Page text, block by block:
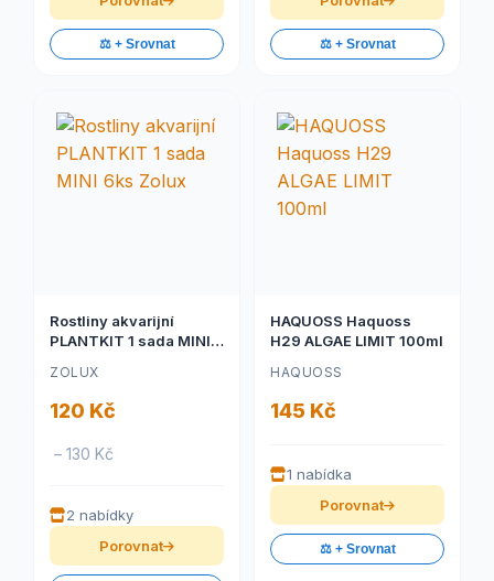
⚖️ + Srovnat ⚖️ + Srovnat
Rostliny akvarijní
PLANTKIT 1 sada MINI
ZOLUX
120 Kč
– 130 Kč
2 nabídky
Porovnat
HAQUOSS Haquoss
H29 ALGAE LIMIT 100ml
HAQUOSS
145 Kč
1 nabídka
Porovnat
⚖️ + Srovnat